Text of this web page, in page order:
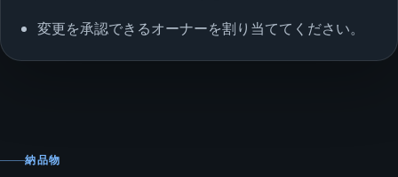
変更を承認できるオーナーを割り当ててください。
納品物